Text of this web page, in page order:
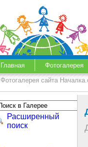
Главная Фотогалерея
Фотогалерея сайта
Расширенный
поиск